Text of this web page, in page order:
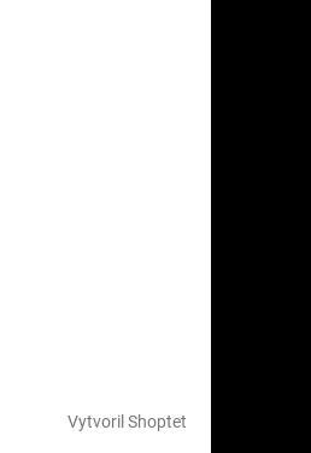
Vytvoril Shoptet